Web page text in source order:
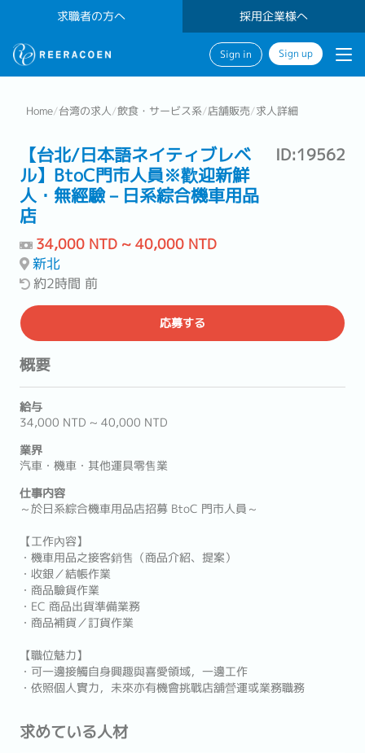
求職者の方へ 採用企業様へ
Sign in Sign up
Home/台湾の求人/飲食・サービス系/店舗販売/求人詳細
【台北/日本語ネイティブレベ
ル】BtoC門市人員※歡迎新鮮
人・無經驗－日系綜合機車用品
店
ID:19562
34,000 NTD ~ 40,000 NTD
新北
約2時間 前
応募する
概要
給与
34,000 NTD ~ 40,000 NTD
業界
汽車・機車・其他運具零售業
仕事内容
～於日系綜合機車用品店招募 BtoC 門市人員～
【工作內容】
・機車用品之接客銷售（商品介紹、提案）
・收銀／結帳作業
・商品驗貨作業
・EC 商品出貨準備業務
・商品補貨／訂貨作業
【職位魅力】
・可一邊接觸自身興趣與喜愛領域，一邊工作
・依照個人實力，未來亦有機會挑戰店舖營運或業務職務
求めている人材